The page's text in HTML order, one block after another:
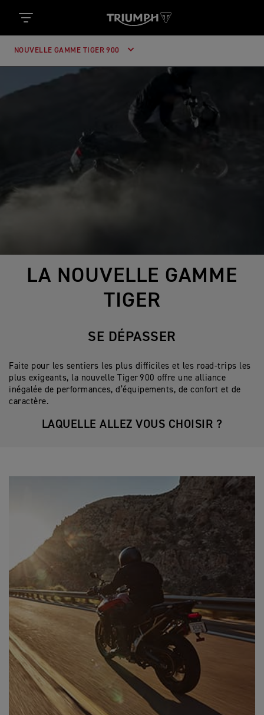
NOUVELLE GAMME TIGER 900
LA NOUVELLE GAMME
TIGER
SE DÉPASSER
Faite pour les sentiers les plus difficiles et les road-trips les
plus exigeants, la nouvelle Tiger 900 offre une alliance
inégalée de performances, d’équipements, de confort et de
caractère.
LAQUELLE ALLEZ VOUS CHOISIR ?